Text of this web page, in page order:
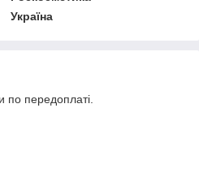
Україна
по передоплаті.